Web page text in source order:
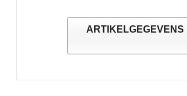
ARTIKELGEGEVENS